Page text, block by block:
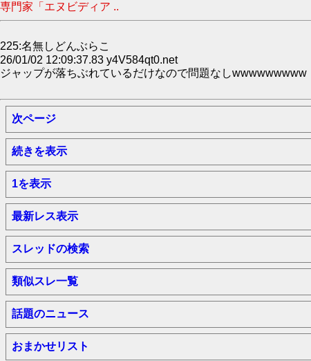
専門家「エヌビディア ..
225:名無しどんぶらこ
26/01/02 12:09:37.83 y4V584qt0.net
ジャップが落ちぶれているだけなので問題なしwwwwwwwww
次ページ
続きを表示
1を表示
最新レス表示
スレッドの検索
類似スレ一覧
話題のニュース
おまかせリスト